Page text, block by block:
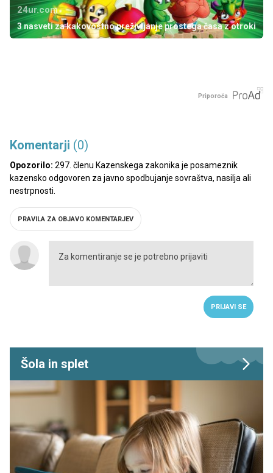
24ur.com
3 nasveti za kakovostno preživljanje prostega časa z otroki
Priporoča
Komentarji (0)
Opozorilo: 297. členu Kazenskega zakonika je posameznik
kazensko odgovoren za javno spodbujanje sovraštva, nasilja ali
nestrpnosti.
PRAVILA ZA OBJAVO KOMENTARJEV
PRIJAVI SE
Šola in splet